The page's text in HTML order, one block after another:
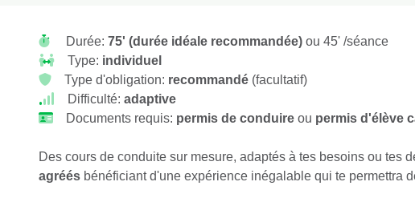
Durée: 75' (durée idéale recommandée)ou 45' /séance
Type: individuel
Type d'obligation: recommandé (facultatif)
Difficulté: adaptive
Documents requis: permis de conduireou permis d'élève
Des cours de conduite sur mesure, adaptés à tes besoins ou tes
agréés bénéficiant d'une expérience inégalable qui te permettra